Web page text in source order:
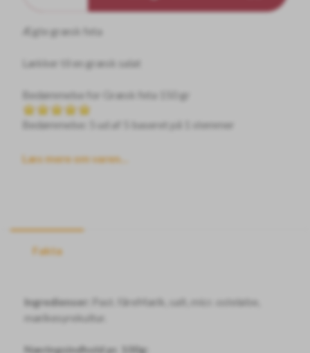
Ægte græsk feta
Lækker til en græsk salat
Bedømmelse for Græsk feta 150 gr
Bedømmelse: 5 ud af 5 baseret på stemmer
Læs mere om varen...
Fakta
Ingredienser:
Past. fåreMælk, salt, micr. osteløbe,
mælkesyrekultur.
Næringsindhold pr. 100g: